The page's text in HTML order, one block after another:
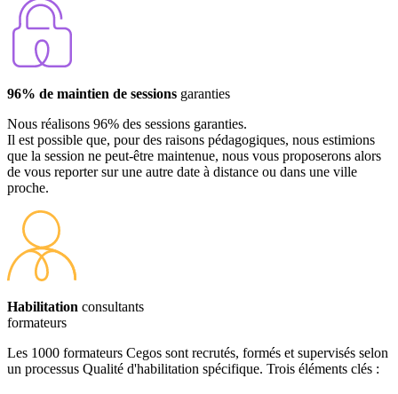
96% de maintien de sessions garanties
Nous réalisons 96% des sessions garanties.
Il est possible que, pour des raisons pédagogiques, nous estimions
que la session ne peut-être maintenue, nous vous proposerons alors
de vous reporter sur une autre date à distance ou dans une ville
proche.
Habilitation consultants
formateurs
Les 1000 formateurs Cegos sont recrutés, formés et supervisés selon
un processus Qualité d'habilitation spécifique. Trois éléments clés :